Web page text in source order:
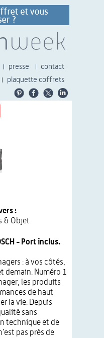
presse
contact
plaquette coffrets
:
& Objet
- Port inclus.
: à vos côtés,
demain. Numéro 1
les produits
de haut
la vie. Depuis
sans
technique et de
pas près de